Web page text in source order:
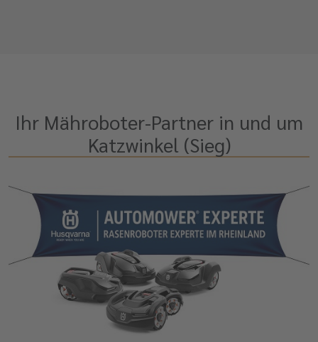
Ihr Mähroboter-Partner in und um
Katzwinkel (Sieg)